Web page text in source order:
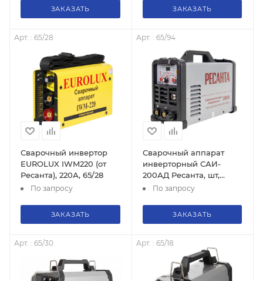
ЗАКАЗАТЬ ЗАКАЗАТЬ
Арт. : 65/28
Сварочный инвертор
EUROLUX IWM220 (от
Ресанта), 220А, 65/28
По запросу
ЗАКАЗАТЬ
Арт. : 65/94
Сварочный аппарат
инверторный САИ-
200АД Ресанта, шт,
65/94По запросу
ЗАКАЗАТЬ
Арт. : 65/30 Арт. : 65/18